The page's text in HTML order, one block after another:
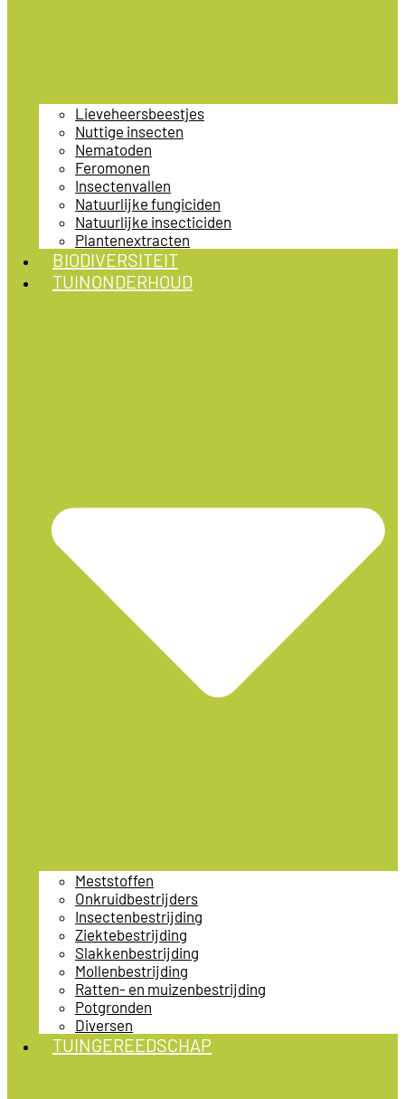
Lieveheersbeestjes
Nuttige insecten
Nematoden
Feromonen
Insectenvallen
Natuurlijke fungiciden
Natuurlijke insecticiden
Plantenextracten
BIODIVERSITEIT
TUINONDERHOUD
Meststoffen
Onkruidbestrijders
Insectenbestrijding
Ziektebestrijding
Slakkenbestrijding
Mollenbestrijding
Ratten- en muizenbestrijding
Potgronden
Diversen
TUINGEREEDSCHAP